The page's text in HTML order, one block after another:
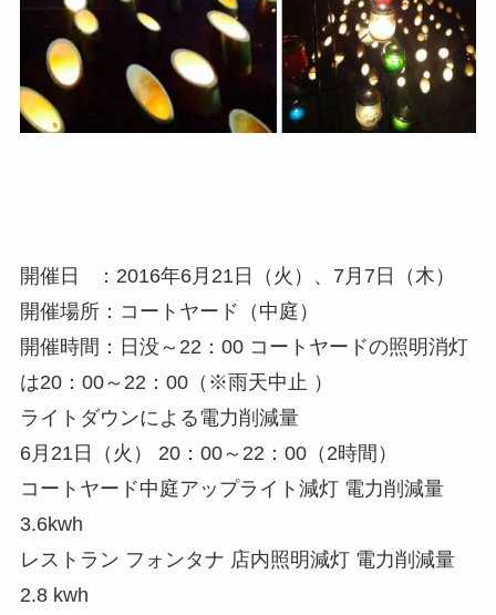
開催日 ：2016年6月21日（火）、7月7日（木）
開催場所：コートヤード（中庭）
開催時間：日没～22：00 コートヤードの照明消灯
は20：00～22：00（※雨天中止 ）
ライトダウンによる電力削減量
6月21日（火） 20：00～22：00（2時間）
コートヤード中庭アップライト減灯 電力削減量
3.6kwh
レストラン フォンタナ 店内照明減灯 電力削減量
2.8 kwh